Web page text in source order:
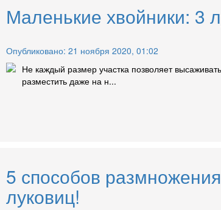
Маленькие хвойники: 3
Опубликовано: 21 ноября 2020, 01:02
Не каждый размер участка позволяет
разместить даже на н...
5 способов
луковиц!